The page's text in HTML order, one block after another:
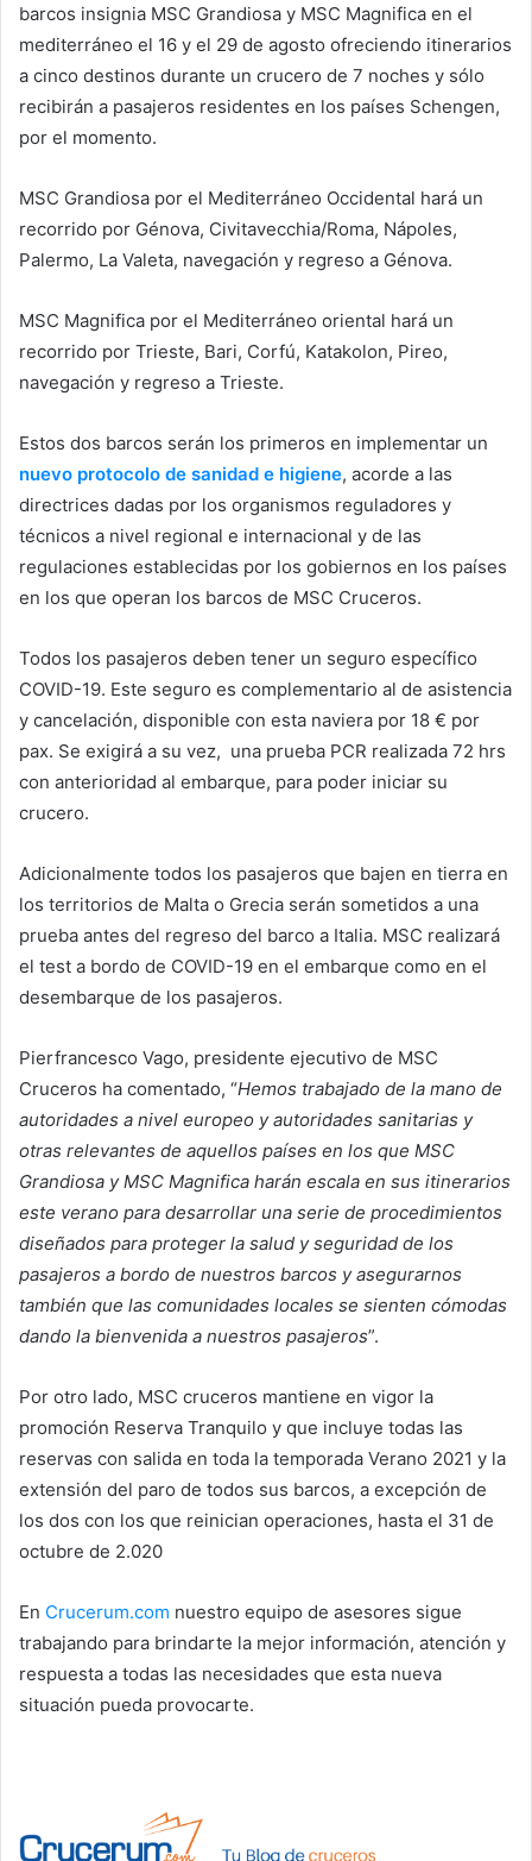
barcos insignia MSC Grandiosa y MSC Magnifica en el
mediterráneo el 16 y el 29 de agosto ofreciendo itinerarios
a cinco destinos durante un crucero de 7 noches y sólo
recibirán a pasajeros residentes en los países Schengen,
por el momento.
MSC Grandiosa por el Mediterráneo Occidental hará un
recorrido por Génova, Civitavecchia/Roma, Nápoles,
Palermo, La Valeta, navegación y regreso a Génova.
MSC Magnifica por el Mediterráneo oriental hará un
recorrido por Trieste, Bari, Corfú, Katakolon, Pireo,
navegación y regreso a Trieste.
Estos dos barcos serán los primeros en implementar un
nuevo protocolo de sanidad e higiene, acorde a las
directrices dadas por los organismos reguladores y
técnicos a nivel regional e internacional y de las
regulaciones establecidas por los gobiernos en los países
en los que operan los barcos de MSC Cruceros.
Todos los pasajeros deben tener un seguro específico
COVID-19. Este seguro es complementario al de asistencia
y cancelación, disponible con esta naviera por 18 € por
pax. Se exigirá a su vez, una prueba PCR realizada 72 hrs
con anterioridad al embarque, para poder iniciar su
crucero.
Adicionalmente todos los pasajeros que bajen en tierra en
los territorios de Malta o Grecia serán sometidos a una
prueba antes del regreso del barco a Italia. MSC realizará
el test a bordo de COVID-19 en el embarque como en el
desembarque de los pasajeros.
Pierfrancesco Vago, presidente ejecutivo de MSC
Cruceros ha comentado, “Hemos trabajado de la mano de
autoridades a nivel europeo y autoridades sanitarias y
otras relevantes de aquellos países en los que MSC
Grandiosa y MSC Magnifica harán escala en sus itinerarios
este verano para desarrollar una serie de procedimientos
diseñados para proteger la salud y seguridad de los
pasajeros a bordo de nuestros barcos y asegurarnos
también que las comunidades locales se sienten cómodas
dando la bienvenida a nuestros pasajeros”.
Por otro lado, MSC cruceros mantiene en vigor la
promoción Reserva Tranquilo y que incluye todas las
reservas con salida en toda la temporada Verano 2021 y la
extensión del paro de todos sus barcos, a excepción de
los dos con los que reinician operaciones, hasta el 31 de
octubre de 2.020
En Crucerum.com nuestro equipo de asesores sigue
trabajando para brindarte la mejor información, atención y
respuesta a todas las necesidades que esta nueva
situación pueda provocarte.